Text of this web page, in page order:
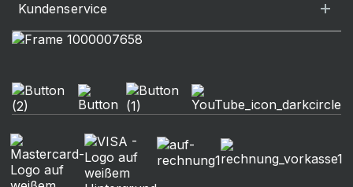
Kundenservice